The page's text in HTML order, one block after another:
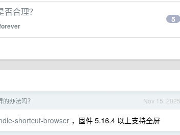
合理？
5
Nov 15, 2025
办法吗？
shortcut-browser ，固件 5.16.4 以上支持全屏